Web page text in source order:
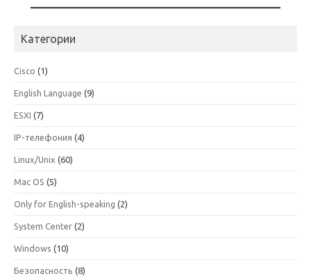
Категории
Cisco (1)
English Language (9)
ESXI (7)
IP-телефония (4)
Linux/Unix (60)
Mac OS (5)
Only for English-speaking (2)
System Center (2)
Windows (10)
Безопасность (8)